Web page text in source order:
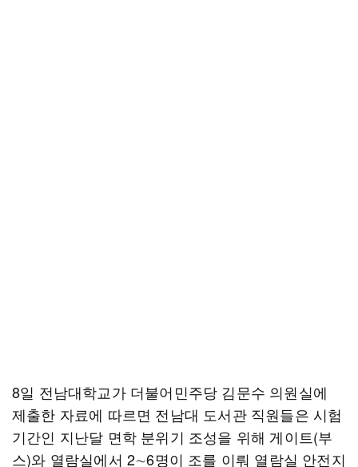
8일 전남대학교가 더불어민주당 김문수 의원실에
제출한 자료에 따르면 전남대 도서관 직원들은 시험
기간인 지난달 면학 분위기 조성을 위해 게이트(부
스)와 열람실에서 2∼6명이 조를 이뤄 열람실 안전지